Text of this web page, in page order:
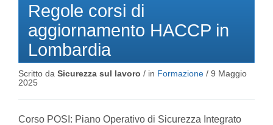
Regole corsi di
aggiornamento HACCP in
Lombardia
Scritto da Sicurezza sul lavoro / in Formazione / 9 Maggio
2025
Corso POSI: Piano Operativo di Sicurezza Integrato